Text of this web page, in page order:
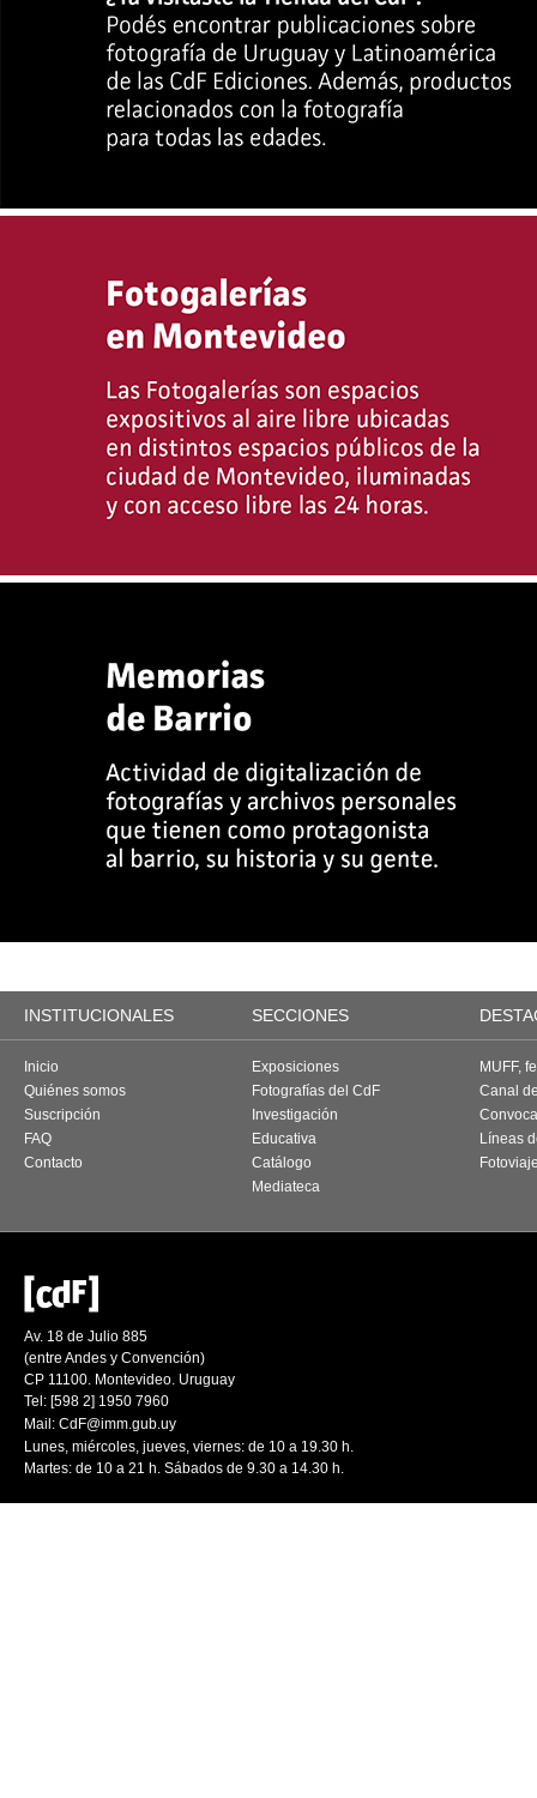
INSTITUCIONALES SECCIONES
Inicio
Quiénes somos
Suscripción
FAQ
Contacto
Exposiciones
Fotografías del CdF
Investigación
Educativa
Catálogo
Mediateca
MUFF,
Canal
Líneas
Av. 18 de Julio 885
(entre Andes y Convención)
CP 11100. Montevideo. Uruguay
Tel: [598 2] 1950 7960
Mail: CdF@imm.gub.uy
Lunes, miércoles, jueves, viernes: de 10 a 19.30 h.
Martes: de 10 a 21 h. Sábados de 9.30 a 14.30 h.